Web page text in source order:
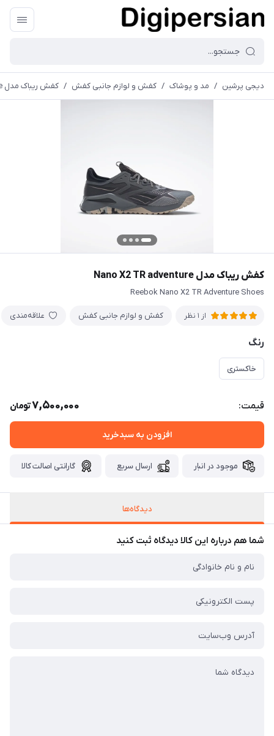
دیجی پرشین / مد و پوشاک / کفش و لوازم جانبی کفش / کفش ریباک مدل Nano X2 TR adventure
کفش ریباک مدل Nano X2 TR adventure
Reebok Nano X2 TR Adventure Shoes
از 1 نظر کفش و لوازم جانبی کفش علاقه‌مندی
رنگ
خاکستری
قیمت: 7,500,000تومان
افزودن به سبدخرید
موجود در انبار ارسال سریع گارانتی اصالت کالا
دیدگاه‌ها
شما هم درباره این کالا دیدگاه ثبت کنید